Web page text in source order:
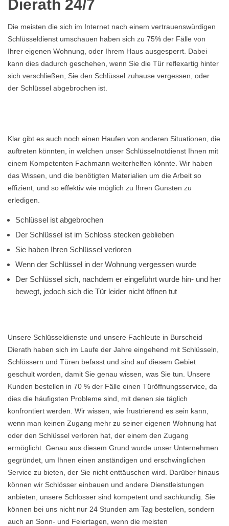
Dierath 24/7
Die meisten die sich im Internet nach einem vertrauenswürdigen
Schlüsseldienst umschauen haben sich zu 75% der Fälle von
Ihrer eigenen Wohnung, oder Ihrem Haus ausgesperrt. Dabei
kann dies dadurch geschehen, wenn Sie die Tür reflexartig hinter
sich verschließen, Sie den Schlüssel zuhause vergessen, oder
der Schlüssel abgebrochen ist.
Klar gibt es auch noch einen Haufen von anderen Situationen, die
auftreten könnten, in welchen unser Schlüsselnotdienst Ihnen mit
einem Kompetenten Fachmann weiterhelfen könnte. Wir haben
das Wissen, und die benötigten Materialien um die Arbeit so
effizient, und so effektiv wie möglich zu Ihren Gunsten zu
erledigen.
Schlüssel ist abgebrochen
Der Schlüssel ist im Schloss stecken geblieben
Sie haben Ihren Schlüssel verloren
Wenn der Schlüssel in der Wohnung vergessen wurde
Der Schlüssel sich, nachdem er eingeführt wurde hin- und her
bewegt, jedoch sich die Tür leider nicht öffnen tut
Unsere Schlüsseldienste und unsere Fachleute in Burscheid
Dierath haben sich im Laufe der Jahre eingehend mit Schlüsseln,
Schlössern und Türen befasst und sind auf diesem Gebiet
geschult worden, damit Sie genau wissen, was Sie tun. Unsere
Kunden bestellen in 70 % der Fälle einen Türöffnungsservice, da
dies die häufigsten Probleme sind, mit denen sie täglich
konfrontiert werden. Wir wissen, wie frustrierend es sein kann,
wenn man keinen Zugang mehr zu seiner eigenen Wohnung hat
oder den Schlüssel verloren hat, der einem den Zugang
ermöglicht. Genau aus diesem Grund wurde unser Unternehmen
gegründet, um Ihnen einen anständigen und erschwinglichen
Service zu bieten, der Sie nicht enttäuschen wird. Darüber hinaus
können wir Schlösser einbauen und andere Dienstleistungen
anbieten, unsere Schlosser sind kompetent und sachkundig. Sie
können bei uns nicht nur 24 Stunden am Tag bestellen, sondern
auch an Sonn- und Feiertagen, wenn die meisten